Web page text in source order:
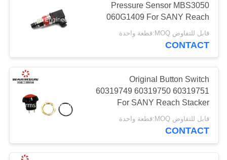
أجزاء الهيكل السفلي
للحفارة
18
قطع غيار شاحنة كرين
87
Pressure Sensor MBS3050
060G1409 For SANY Reach
Stacker
قابل للتفاوض MOQ:قطعة واحدة
CONTACT
Original Button Switch
60319749 60319750 60319751
For SANY Reach Stacker
Empty Container Handler
قابل للتفاوض MOQ:قطعة واحدة
CONTACT